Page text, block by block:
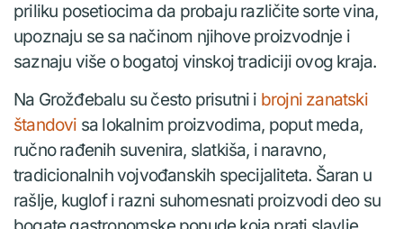
priliku posetiocima da probaju različite sorte vina,
upoznaju se sa načinom njihove proizvodnje i
saznaju više o bogatoj vinskoj tradiciji ovog kraja.
Na Grožđebalu su često prisutni i brojni zanatski
štandovi sa lokalnim proizvodima, poput meda,
ručno rađenih suvenira, slatkiša, i naravno,
tradicionalnih vojvođanskih specijaliteta. Šaran u
rašlje, kuglof i razni suhomesnati proizvodi deo su